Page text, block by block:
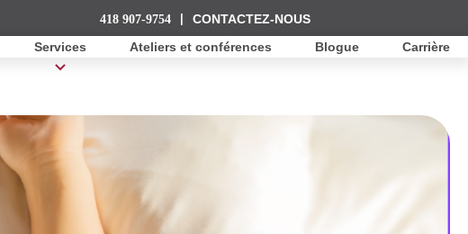
418 907-9754
CONTACTEZ-NOUS
Services Ateliers et conférences Blogue Carrière